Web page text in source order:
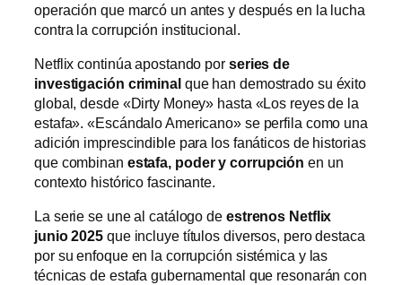
operación que marcó un antes y después en la lucha
contra la corrupción institucional.
Netflix continúa apostando por series de
investigación criminalque han demostrado su éxito
global, desde «Dirty Money» hasta «Los reyes de la
estafa». «Escándalo Americano» se perfila como una
adición imprescindible para los fanáticos de historias
que combinan estafa, poder y corrupción en un
contexto histórico fascinante.
La serie se une al catálogo de estrenos Netflix
junio 2025 que incluye títulos diversos, pero destaca
por su enfoque en la corrupción sistémica y las
técnicas de estafa gubernamental que resonarán con